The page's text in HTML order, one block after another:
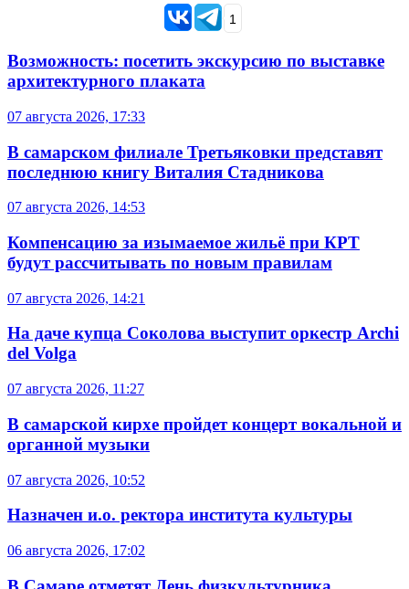
1
Возможность: посетить экскурсию по выставке
архитектурного плаката
07 августа 2026, 17:33
В самарском филиале Третьяковки представят
последнюю книгу Виталия Стадникова
07 августа 2026, 14:53
Компенсацию за изымаемое жильё при КРТ
будут рассчитывать по новым правилам
07 августа 2026, 14:21
На даче купца Соколова выступит оркестр Archi
del Volga
07 августа 2026, 11:27
В самарской кирхе пройдет концерт вокальной и
органной музыки
07 августа 2026, 10:52
Назначен и.о. ректора института культуры
06 августа 2026, 17:02